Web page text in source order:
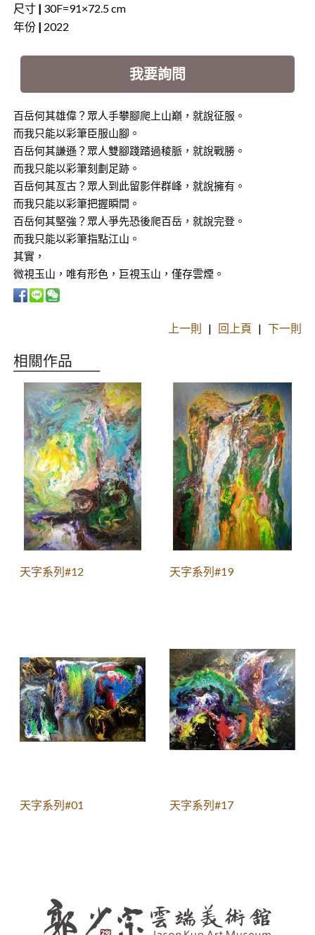
尺寸| 30F=91×72.5 cm
年份| 2022
我要詢問
百岳何其雄偉？眾人手攀腳爬上山巔，就說征服。
而我只能以彩筆臣服山腳。
百岳何其謙遜？眾人雙腳踐踏過稜脈，就說戰勝。
而我只能以彩筆刻劃足跡。
百岳何其亙古？眾人到此留影伴群峰，就說擁有。
而我只能以彩筆把握瞬間。
百岳何其堅強？眾人爭先恐後爬百岳，就說完登。
而我只能以彩筆指點江山。
其實，
微視玉山，唯有形色，巨視玉山，僅存雲煙。
上一則 | 回上頁 |下一則
相關作品
天字系列#12 天字系列#19
天字系列#01 天字系列#17